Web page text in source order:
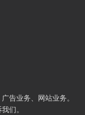
业务、网站业务。
们。